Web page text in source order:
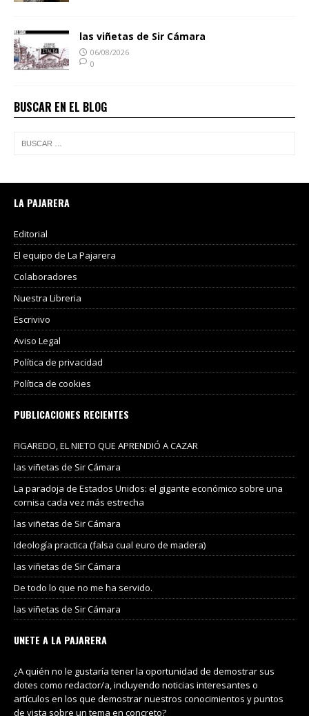
las viñetas de Sir Cámara
06/08/2026
0
BUSCAR EN EL BLOG
LA PAJARERA
Editorial
El equipo de La Pajarera
Colaboradores
Nuestra Libreria
Escrivivo
Aviso Legal
Política de privacidad
Política de cookies
PUBLICACIONES RECIENTES
FIGAREDO, EL NIETO QUE APRENDIÓ A CAZAR
las viñetas de Sir Cámara
La paradoja de Estados Unidos: el gigante económico sobre una
cornisa cada vez más estrecha
las viñetas de Sir Cámara
Ideología practica (falsa cual euro de madera)
las viñetas de Sir Cámara
De todo lo que no me ha servido.
las viñetas de Sir Cámara
UNETE A LA PAJARERA
¿A quién no le gustaría tener la oportunidad de demostrar sus
dotes como redactor/a, incluyendo noticias interesantes o
artículos en los que demostrar nuestros conocimientos y puntos
de vista sobre un tema en concreto?